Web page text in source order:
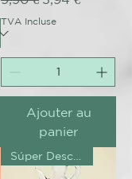
TVA Incluse
Ajouter au
panier